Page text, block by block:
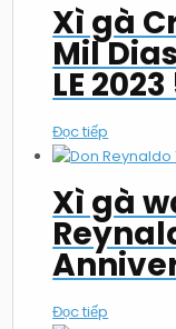
Xì gà
Mil
LE
Đọc tiếp
Xì gà
Đọc tiếp